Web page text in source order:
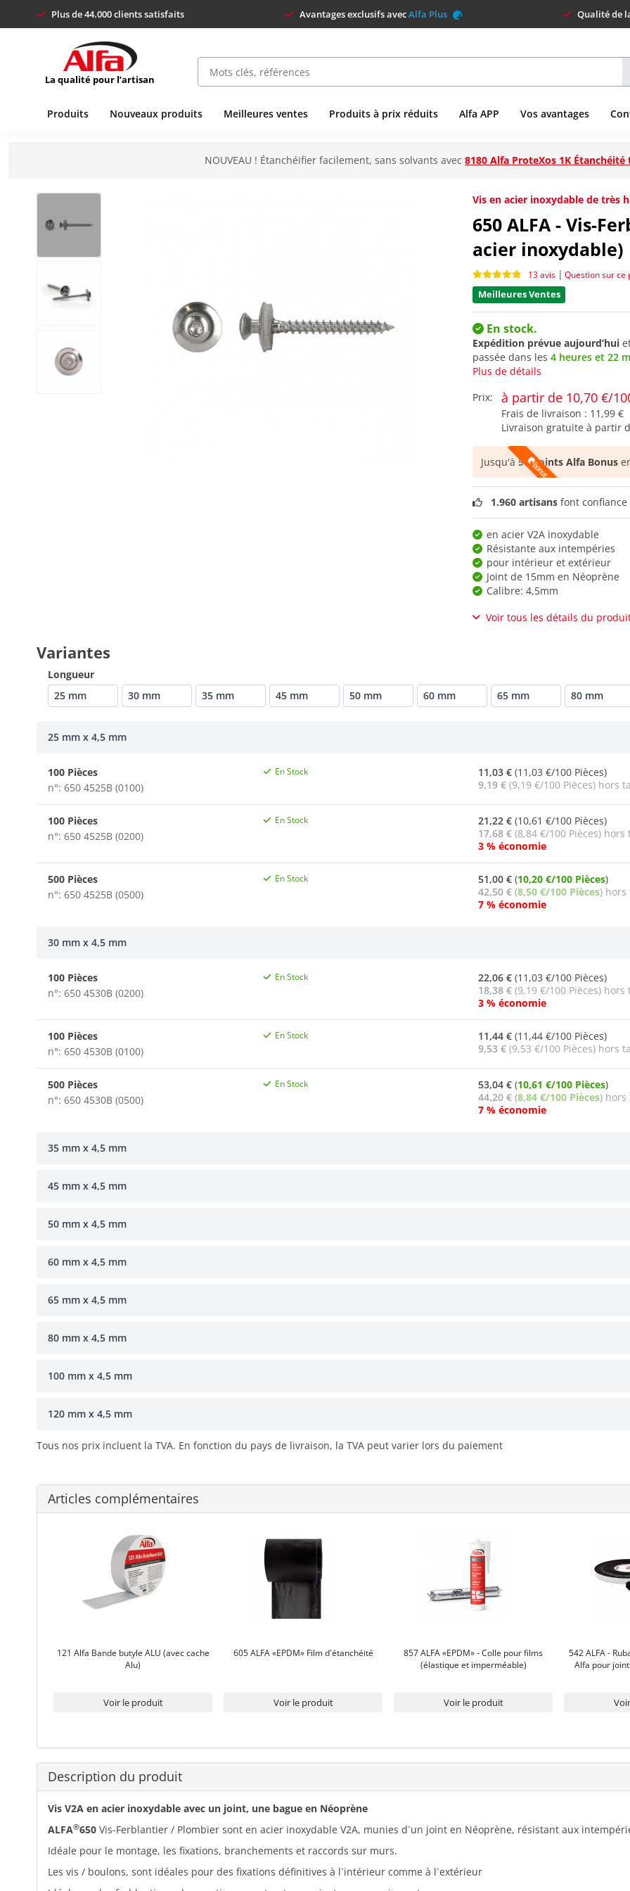
Plus de 44.000 clients satisfaits Avantages exclusifs avecAlfa Plus Qualité de
La qualité pour l’artisan
Produits Nouveaux produits Meilleures ventes Produits à prix réduits Alfa APP Vos avantages
NOUVEAU ! Étanchéifier facilement, sans solvants avec 8180 Alfa ProteXos 1K
Vis en acier inoxydable de très
650 ALFA - Vis-
acier inoxydable)
13 avis | Question sur ce
Meilleures Ventes
En stock.
Expédition prévue aujourd’hui
passée dans les 4 heures et 21
Plus de détails
Prix:
à partir de 10,70 €/
Frais de livraison : 11,99 €
Livraison gratuite à partir
Jusqu'à57 points Alfa Bonus
1.960 artisans font
en acier V2A inoxydable
Résistante aux intempéries
pour intérieur et extérieur
Joint de 15mm en Néoprène
Calibre: 4,5mm
Voir tous les détails du
Variantes
Longueur
25 mm
30 mm 35 mm 45 mm 50 mm 60 mm 65 mm 80 mm
25 mm x 4,5 mm
100 Pièces
n°: 650 4525B (0100)
En Stock 11,03 € (11,03 €/100 Pièces)
9,19 € (9,19 €/100 Pièces) hors
100 Pièces
n°: 650 4525B (0200)
En Stock 21,22 € (10,61 €/100 Pièces)
17,68 € (8,84 €/100 Pièces) hors
3 % économie
500 Pièces
n°: 650 4525B (0500)
En Stock 51,00 € (10,20 €/100 Pièces)
42,50 € (8,50 €/100 Pièces) hors
7 % économie
30 mm x 4,5 mm
100 Pièces
n°: 650 4530B (0200)
En Stock 22,06 € (11,03 €/100 Pièces)
18,38 € (9,19 €/100 Pièces) hors
3 % économie
100 Pièces
n°: 650 4530B (0100)
En Stock 11,44 € (11,44 €/100 Pièces)
9,53 € (9,53 €/100 Pièces) hors
500 Pièces
n°: 650 4530B (0500)
En Stock 53,04 € (10,61 €/100 Pièces)
44,20 € (8,84 €/100 Pièces) hors
7 % économie
35 mm x 4,5 mm
45 mm x 4,5 mm
50 mm x 4,5 mm
60 mm x 4,5 mm
65 mm x 4,5 mm
80 mm x 4,5 mm
100 mm x 4,5 mm
120 mm x 4,5 mm
Tous nos prix incluent la TVA. En fonction du pays de livraison, la TVA peut varier lors du paiement
Articles complémentaires
121 Alfa Bande butyle ALU (avec cache
Alu)
Voir le produit
605 ALFA «EPDM» Film d'étanchéité
Voir le produit
857 ALFA «EPDM» - Colle pour films
(élastique et imperméable)
Voir le produit
542 ALFA -
Alfa pour
Description du produit
Vis V2A en acier inoxydable avec un joint, une bague en Néoprène
ALFA®650 Vis-Ferblantier / Plombier sont en acier inoxydable V2A, munies d´un joint en Néoprène, résistant aux
Idéale pour le montage, les fixations, branchements et raccords sur murs.
Les vis / boulons, sont idéales pour des fixations définitives à l´intérieur comme à l´extérieur